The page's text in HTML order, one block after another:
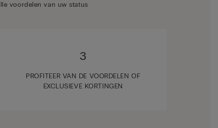
voordelen van uw status
3
PROFITEER VAN DE VOORDELEN OF
EXCLUSIEVE KORTINGEN